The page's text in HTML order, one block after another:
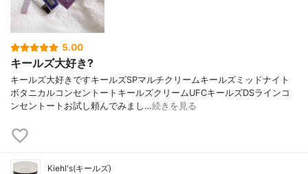
5.00
キールズ大好き?
キールズ大好きですキールズSPマルチクリームキールズミッドナイト
ボタニカルコンセントートキールズクリームUFCキールズDSラインコ
ンセントートお試し頼んでみまし…続きを見る
Kiehl's(キールズ)